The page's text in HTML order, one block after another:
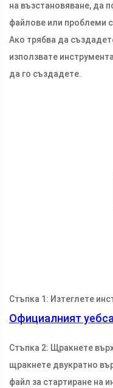
на възстановяване, да
файлове или проблеми
Ако трябва да
използвате
да го създадете.
Стъпка 1: Изтеглете
Официалният
Стъпка 2: Щракнете
щракнете двукратно
файл за стартиране на